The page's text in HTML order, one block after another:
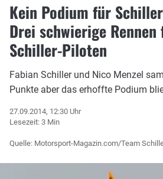
Kein Podium für
Drei schwierige
Schiller-Piloten
Fabian Schiller und Nico Menzel
Punkte aber das erhoffte Podium
27.09.2014, 12:30 Uhr
Lesezeit: 3 Min
Quelle: Motorsport-Magazin.com/Team